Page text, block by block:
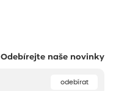
Odebírejte naše novinky
odebírat